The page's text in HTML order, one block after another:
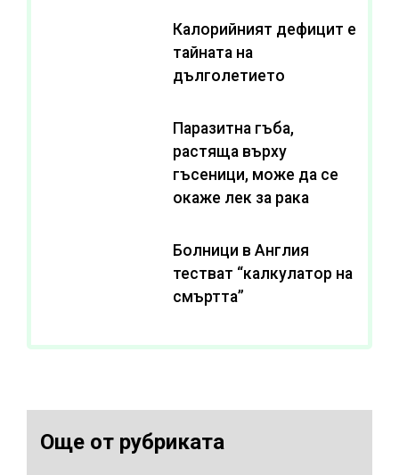
Калорийният дефицит е
тайната на
дълголетието
Паразитна гъба,
растяща върху
гъсеници, може да се
окаже лек за рака
Болници в Англия
тестват “калкулатор на
смъртта”
Още от рубриката